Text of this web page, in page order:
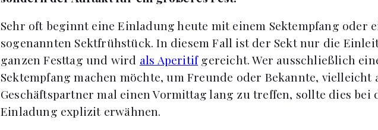
Sehr oft beginnt eine Einladung heute mit einem Sektempfang oder
sogenannten Sektfrühstück. In diesem Fall ist der Sekt nur die
ganzen Festtag und wird als Aperitifgereicht. Wer ausschließlich
Sektempfang machen möchte, um Freunde oder Bekannte, vielleicht
Geschäftspartner mal einen Vormittag lang zu treffen, sollte dies bei
Einladung explizit erwähnen.